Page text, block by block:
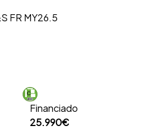
FR MY26.5
Financiado
25.990€